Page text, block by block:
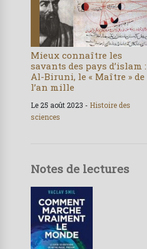
Mieux connaître les
savants des pays d’islam :
Al-Biruni, le « Maître » de
l’an mille
Le 25 août 2023 - Histoire des
sciences
Notes de lectures